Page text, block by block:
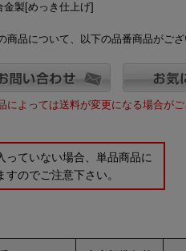
金製[めっき仕上げ]
商品について、以下の品番商品がご
によっては送料が変更になる場合が
っていない場合、単品商品に
のでご注意下さい。